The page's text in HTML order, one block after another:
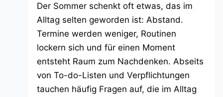
Der Sommer schenkt oft etwas, das im
Alltag selten geworden ist: Abstand.
Termine werden weniger, Routinen
lockern sich und für einen Moment
entsteht Raum zum Nachdenken. Abseits
von To-do-Listen und Verpflichtungen
tauchen häufig Fragen auf, die im Alltag